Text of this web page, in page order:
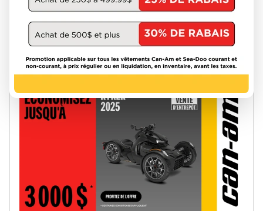
Économisez jusqu'à 3 000$ ou 2,99% d'intérêt pour
36 mois sur certains modèles Maverick X3 2025
Offre valable du 1 août au 30 septembre.
VOIR LA PROMOTION